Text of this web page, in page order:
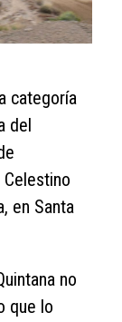
categoría
del
en Santa
no
que lo